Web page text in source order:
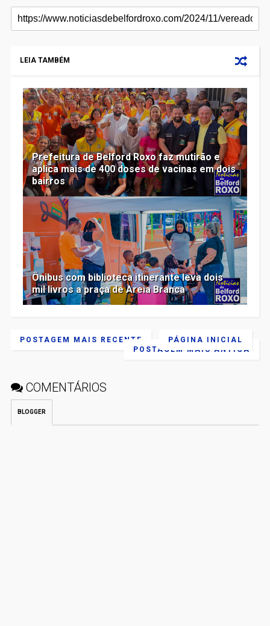
LEIA TAMBÉM
Prefeitura de Belford Roxo faz mutirão e
aplica mais de 400 doses de vacinas em dois
bairros
Ônibus com biblioteca itinerante leva dois
mil livros a praça de Areia Branca
POSTAGEM MAIS RECENTE
POSTAGEM MAIS ANTIGA
PÁGINA INICIAL
COMENTÁRIOS
BLOGGER